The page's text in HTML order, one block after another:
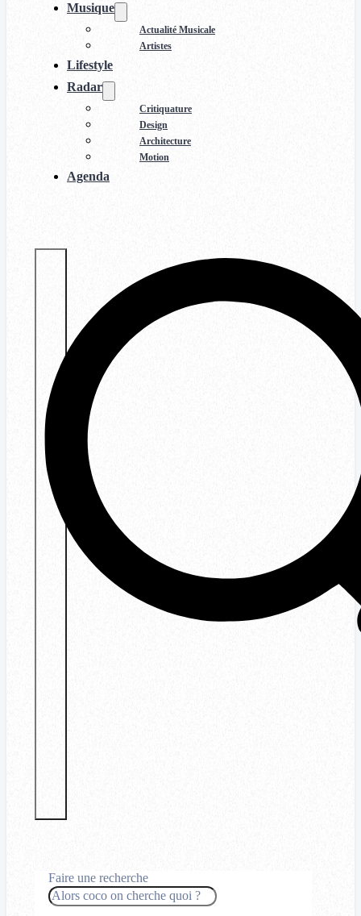
Musique
Actualité Musicale
Artistes
Lifestyle
Radar
Critiquature
Design
Architecture
Motion
Agenda
Faire une recherche
Rechercher